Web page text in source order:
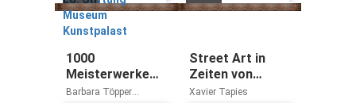
1000
Meisterwerke
der
Barbara Töpper
Street Art in
Zeiten von
Corona - 50
Xavier Tapies